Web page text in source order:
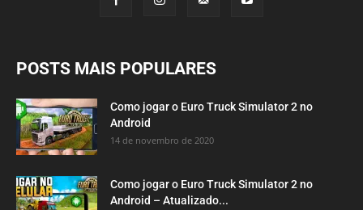
POSTS MAIS POPULARES
Como jogar o Euro Truck Simulator 2 no
Android
14 de novembro de 2020
Como jogar o Euro Truck Simulator 2 no
Android – Atualizado...